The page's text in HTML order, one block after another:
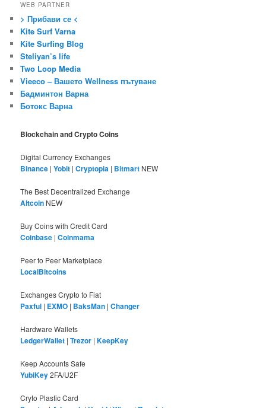
WEB PARTNER
> Прибави се <
Kite Surf Varna
Kite Surfing Blog
Steliyan’s life
Two Loop Media
Vieeco – Вашето Wellness пътуване
Бадминтон Варна
Ботокс Варна
Blockchain and Crypto Coins
Digital Currency Exchanges
Binance |Yobit |Cryptopia | Bitmart NEW
The Best Decentralized Exchange
Altcoin NEW
Buy Coins with Credit Card
Coinbase |Coinmama
Peer to Peer Marketplace
LocalBitcoins
Exchanges Crypto to Fiat
Paxful | EXMO | BaksMan |Changer
Hardware Wallets
LedgerWallet |Trezor |KeepKey
Keep Accounts Safe
YubiKey2FA/U2F
Cryto Plastic Card